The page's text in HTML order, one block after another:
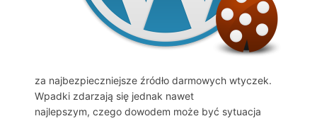
za najbezpieczniejsze źródło darmowych wtyczek.
Wpadki zdarzają się jednak nawet
najlepszym, czego dowodem może być sytuacja